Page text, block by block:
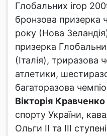
Глобальних ігор
бронзова призерка
року (Нова
призерка
(Італія), триразова
атлетики,
багаторазова
Вікторія Кравченко
спорту України,
Ольги ІІ та ІІІ